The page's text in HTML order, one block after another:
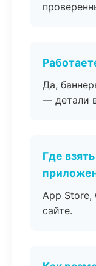
Да,
— детали
Где
App Store,
сайте.